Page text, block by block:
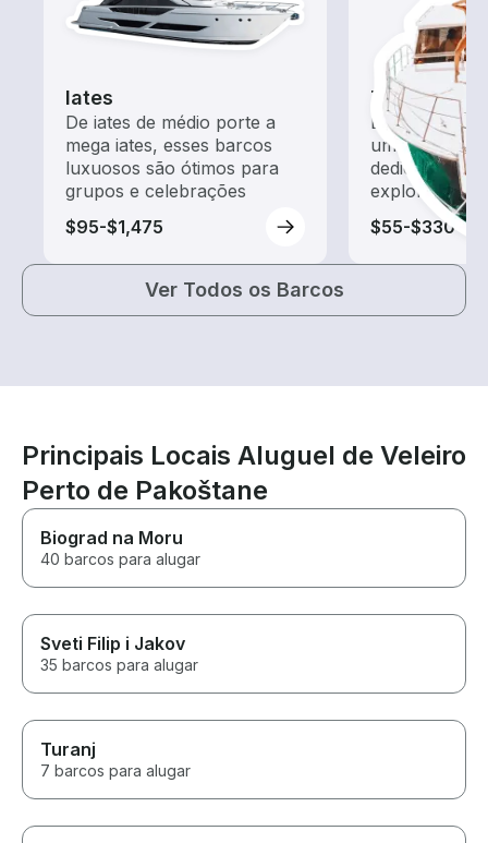
Iates
De iates de médio porte a
mega iates, esses barcos
luxuosos são ótimos para
grupos e celebrações
$95-$1,475
Tours
Explore as
um aluguel
dedicado a
exploração
$55-$330
Ver Todos os Barcos
Principais Locais Aluguel de Veleiro
Perto de Pakoštane
Biograd na Moru
40 barcos para alugar
Sveti Filip i Jakov
35 barcos para alugar
Turanj
7 barcos para alugar